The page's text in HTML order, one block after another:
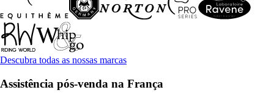
Descubra todas as nossas marcas
Assistência pós-venda na França